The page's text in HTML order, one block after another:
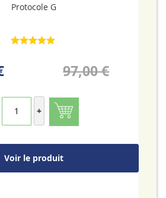
Protocole G
97,00 €
+
Voir le produit